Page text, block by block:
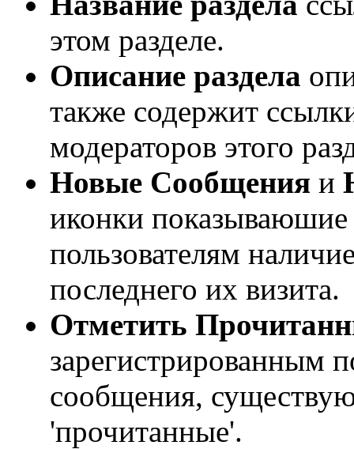
этом разделе.
Описание раздела
также содержит
модераторов этого
Новые Сообщения и
иконки показываюшие
пользователям
последнего их визита.
Отметить
зарегистрированным
сообщения,
'прочитанные'.